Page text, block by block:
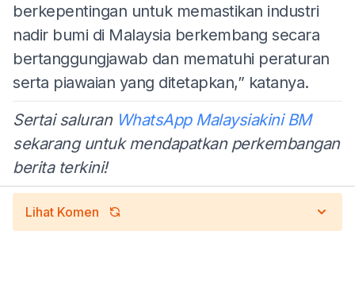
berkepentingan untuk memastikan industri
nadir bumi di Malaysia berkembang secara
bertanggungjawab dan mematuhi peraturan
serta piawaian yang ditetapkan,” katanya.
Sertai saluran WhatsApp Malaysiakini BM
sekarang untuk mendapatkan perkembangan
berita terkini!
Lihat Komen